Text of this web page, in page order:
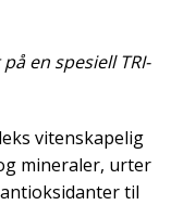
en spesiell TRI-
vitenskapelig
mineraler, urter
til